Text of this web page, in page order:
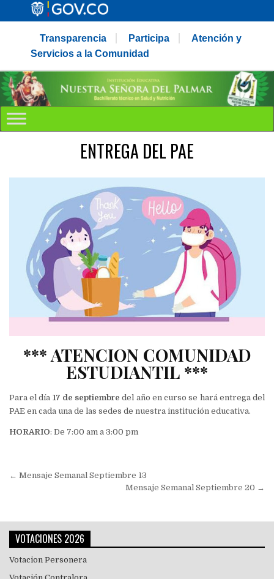
Transparencia Participa
Atención y
Servicios a la Comunidad
ENTREGA DEL PAE
*** ATENCION COMUNIDAD
ESTUDIANTIL ***
Para el día 17 de septiembre del año en curso se hará entrega del
PAE en cada una de las sedes de nuestra institución educativa.
HORARIO: De 7:00 am a 3:00 pm
Navegación
← Mensaje Semanal Septiembre 13
Mensaje Semanal Septiembre 20 →
VOTACIONES 2026
Votacion Personera